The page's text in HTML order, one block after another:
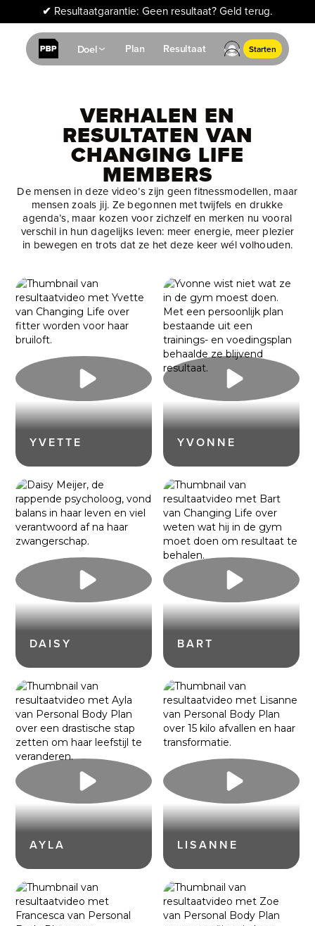
✔ Resultaatgarantie: Geen resultaat? Geld terug.
Doel Plan Resultaat Starten
VERHALEN EN
RESULTATEN VAN
CHANGING LIFE
MEMBERS
De mensen in deze video’s zijn geen fitnessmodellen, maar
mensen zoals jij. Ze begonnen met twijfels en drukke
agenda’s, maar kozen voor zichzelf en merken nu vooral
verschil in hun dagelijks leven: meer energie, meer plezier
in bewegen en trots dat ze het deze keer wél volhouden.
YVETTE YVONNE
DAISY BART
AYLA LISANNE